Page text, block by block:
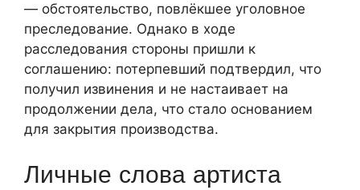
— обстоятельство, повлёкшее уголовное
преследование. Однако в ходе
расследования стороны пришли к
соглашению: потерпевший подтвердил, что
получил извинения и не настаивает на
продолжении дела, что стало основанием
для закрытия производства.
Личные слова артиста